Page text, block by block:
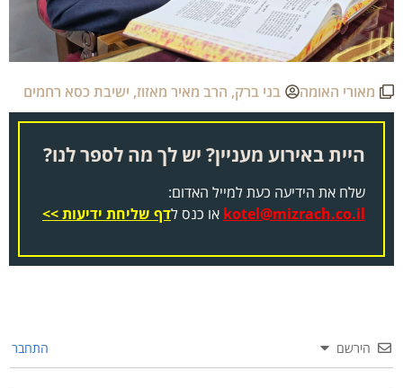
מאורי האומה בני ברק,הרב מאיר מאזוז,ישיבת כסא רחמים
היית באירוע מעניין? יש לך מה לספר לנו?
שלח את הידיעה כעת למייל האדום:
kotel@mizrach.co.ilאו כנס לדף שליחת ידיעות >>
הירשם התחבר